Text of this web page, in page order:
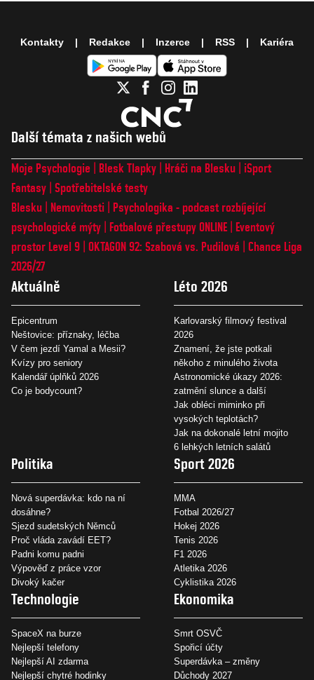
Další témata z našich webů
Moje Psychologie Blesk Tlapky Hráči na Blesku
iSport
Fantasy Spotřebitelské testy
Blesku
Nemovitosti
Psychologika - podcast rozbíjející
psychologické mýty
Fotbalové přestupy ONLINE
Eventový
prostor Level 9 OKTAGON 92: Szabová vs. Pudilová
Chance Liga
2026/27
Aktuálně
Epicentrum
Neštovice: příznaky, léčba
V čem jezdí Yamal a Mesii?
Kvízy pro seniory
Kalendář úplňků 2026
Co je bodycount?
Léto 2026
Karlovarský filmový festival
2026
Znamení, že jste potkali
někoho z minulého života
Astronomické úkazy 2026:
zatmění slunce a další
Jak obléci miminko při
vysokých teplotách?
Jak na dokonalé letní mojito
6 lehkých letních salátů
Politika
Nová superdávka: kdo na ní
dosáhne?
Sjezd sudetských Němců
Proč vláda zavádí EET?
Padni komu padni
Výpověď z práce vzor
Divoký kačer
Sport 2026
MMA
Fotbal 2026/27
Hokej 2026
Tenis 2026
F1 2026
Atletika 2026
Cyklistika 2026
Technologie
SpaceX na burze
Nejlepší telefony
Nejlepší AI zdarma
Nejlepší chytré hodinky
Ekonomika
Smrt OSVČ
Spořicí účty
Superdávka – změny
Důchody 2027
Kontakty Redakce Inzerce RSS Kariéra